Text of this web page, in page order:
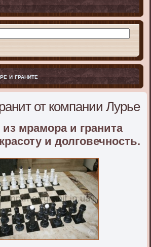
и граните
от компании Лурье
мрамора и гранита
и долговечность.